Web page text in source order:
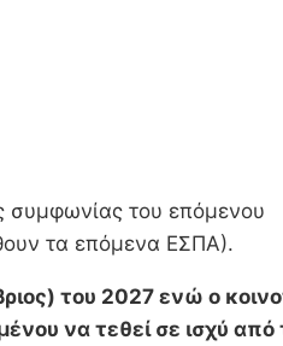
συμφωνίας του επόμενου
τα επόμενα ΕΣΠΑ).
του 2027 ενώ ο
να τεθεί σε ισχύ από